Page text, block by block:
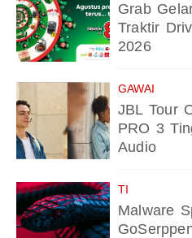
Grab
Traktir
2026
GAWAI
JBL Tour
PRO 3
Audio
TI
Malware